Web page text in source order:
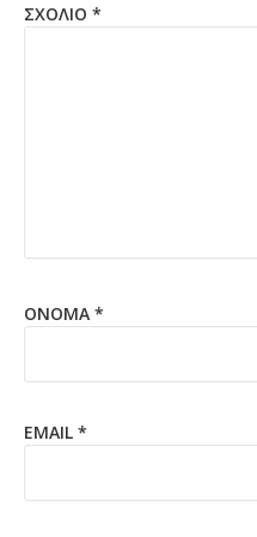
ΣΧΌΛΙΟ *
ΌΝΟΜΑ *
EMAIL *